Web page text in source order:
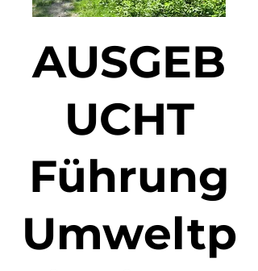
AUSGEB
UCHT
Führung
Umweltp